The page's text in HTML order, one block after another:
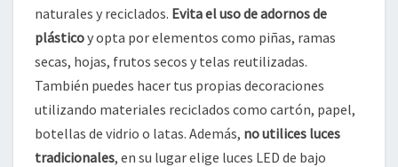
naturales y reciclados. Evita el uso de adornos de
plásticoy opta por elementos como piñas, ramas
secas, hojas, frutos secos y telas reutilizadas.
También puedes hacer tus propias decoraciones
utilizando materiales reciclados como cartón, papel,
botellas de vidrio o latas. Además, no utilices luces
tradicionales, en su lugar elige luces LED de bajo